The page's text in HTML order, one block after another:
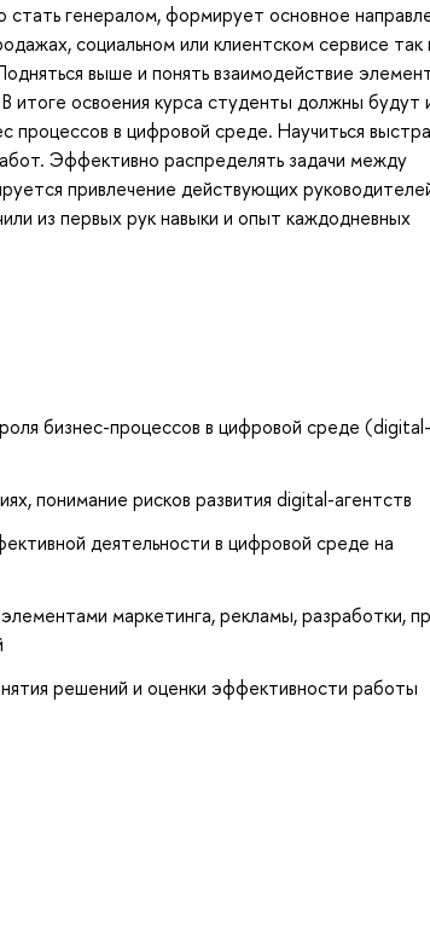
генералом, формирует основное
социальном или клиентском сервисе так
выше и понять взаимодействие
итоге освоения курса студенты должны будут
процессов в цифровой среде. Научиться
Эффективно распределять задачи между
привлечение действующих
из первых рук навыки и опыт каждодневных
бизнес-процессов в цифровой среде (digital-
понимание рисков развития digital-агентств
деятельности в цифровой среде на
маркетинга, рекламы, разработки,
решений и оценки эффективности работы